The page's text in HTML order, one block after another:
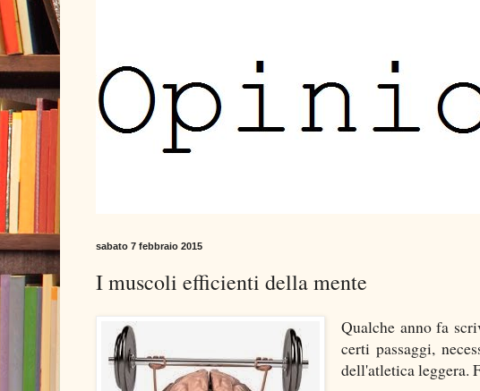
sabato 7 febbraio 2015
I muscoli efficienti della mente
Qualche anno fa
certi passaggi,
dell'atletica leggera.